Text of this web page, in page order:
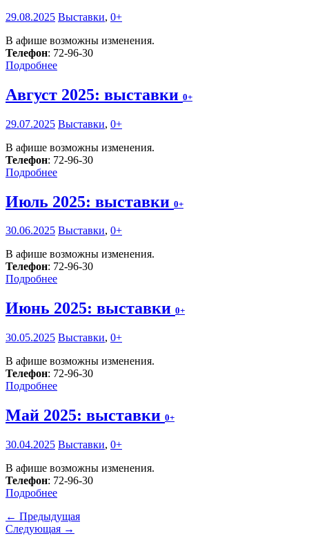
29.08.2025 Выставки, 0+
В афише возможны изменения.
Телефон: 72-96-30
Подробнее
Август 2025: выставки 0+
29.07.2025 Выставки, 0+
В афише возможны изменения.
Телефон: 72-96-30
Подробнее
Июль 2025: выставки 0+
30.06.2025 Выставки, 0+
В афише возможны изменения.
Телефон: 72-96-30
Подробнее
Июнь 2025: выставки 0+
30.05.2025 Выставки, 0+
В афише возможны изменения.
Телефон: 72-96-30
Подробнее
Май 2025: выставки 0+
30.04.2025 Выставки, 0+
В афише возможны изменения.
Телефон: 72-96-30
Подробнее
← Предыдущая
Следующая →